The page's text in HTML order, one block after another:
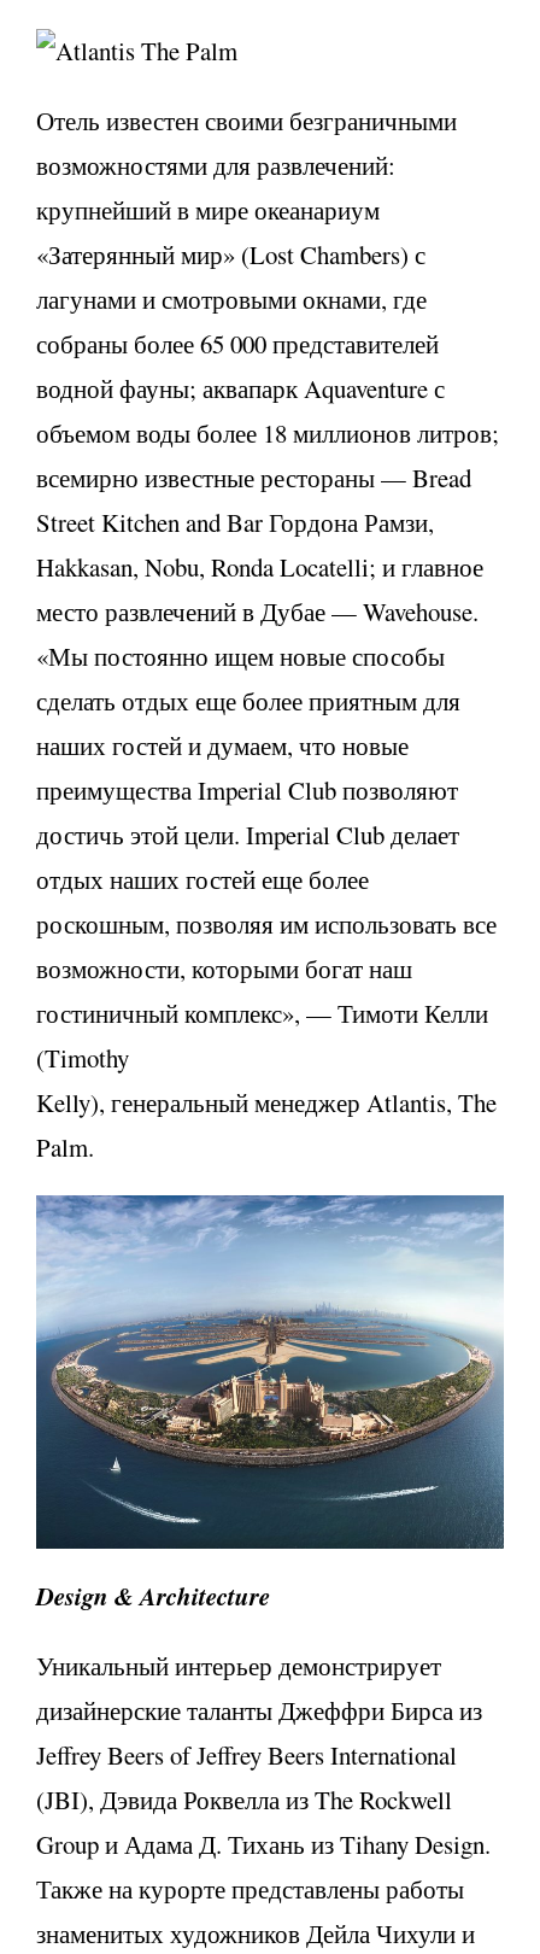
Отель известен своими безграничными
возможностями для развлечений:
крупнейший в мире океанариум
«Затерянный мир» (Lost Chambers) с
лагунами и смотровыми окнами, где
собраны более 65 000 представителей
водной фауны; аквапарк Aquaventure с
объемом воды более 18 миллионов литров;
всемирно известные рестораны — Bread
Street Kitchen and Bar Гордона Рамзи,
Hakkasan, Nobu, Ronda Locatelli; и главное
место развлечений в Дубае — Wavehouse.
«Мы постоянно ищем новые способы
сделать отдых еще более приятным для
наших гостей и думаем, что новые
преимущества Imperial Club позволяют
достичь этой цели. Imperial Club делает
отдых наших гостей еще более
роскошным, позволяя им использовать все
возможности, которыми богат наш
гостиничный комплекс», — Тимоти Келли
(Timothy
Kelly), генеральный менеджер Atlantis, The
Palm.
Design & Architecture
Уникальный интерьер демонстрирует
дизайнерские таланты Джеффри Бирса из
Jeffrey Beers of Jeffrey Beers International
(JBI), Дэвида Роквелла из The Rockwell
Group и Адама Д. Тихань из Tihany Design.
Также на курорте представлены работы
знаменитых художников Дейла Чихули и